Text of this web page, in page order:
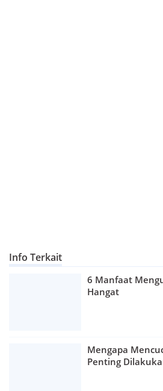
Info Terkait
6 Manfaat
Hangat
Mengapa
Penting